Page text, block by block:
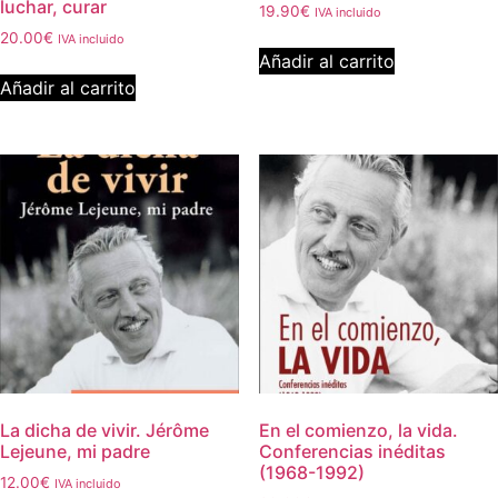
luchar, curar
20.00€ IVA incluido
Añadir al carrito
19.90€ IVA incluido
Añadir al carrito
La dicha de vivir. Jérôme
Lejeune, mi padre
12.00€ IVA incluido
En el comienzo, la vida.
Conferencias inéditas
(1968-1992)